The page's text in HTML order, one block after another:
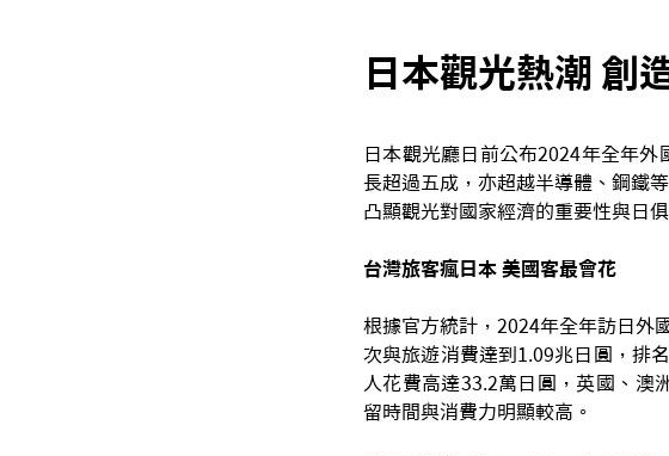
日本觀光熱潮 創
日本觀光廳日前公布2024年全年
長超過五成，亦超越半導體、鋼鐵
凸顯觀光對國家經濟的重要性與日俱
台灣旅客瘋日本 美國客最會花
根據官方統計，2024年全年訪日外
次與旅遊消費達到1.09兆日圓，排
人花費高達33.2萬日圓，英國、澳
留時間與消費力明顯較高。